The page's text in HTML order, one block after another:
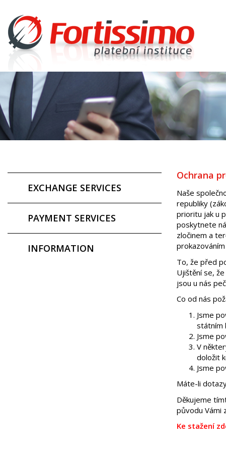
EXCHANGE SERVICES
PAYMENT SERVICES
INFORMATION
Ochrana
Naše
republiky
prioritu jak u
poskytnete
zločinem a
To, že před
Ujištění se,
jsou u nás
Co od nás
Jsme
státním
Jsme
V
doložit
Jsme
Máte-li
Děkujeme
původu Vámi
Ke stažení